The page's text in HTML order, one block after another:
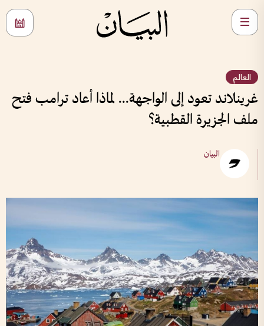
العالم
غرينلاند تعود إلى الواجهة... لماذا أعاد ترامب فتح
ملف الجزيرة القطبية؟
البيان